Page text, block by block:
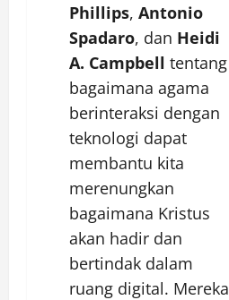
Phillips, Antonio
Spadaro, dan Heidi
A. Campbell tentang
bagaimana agama
berinteraksi dengan
teknologi dapat
membantu kita
merenungkan
bagaimana Kristus
akan hadir dan
bertindak dalam
ruang digital. Mereka